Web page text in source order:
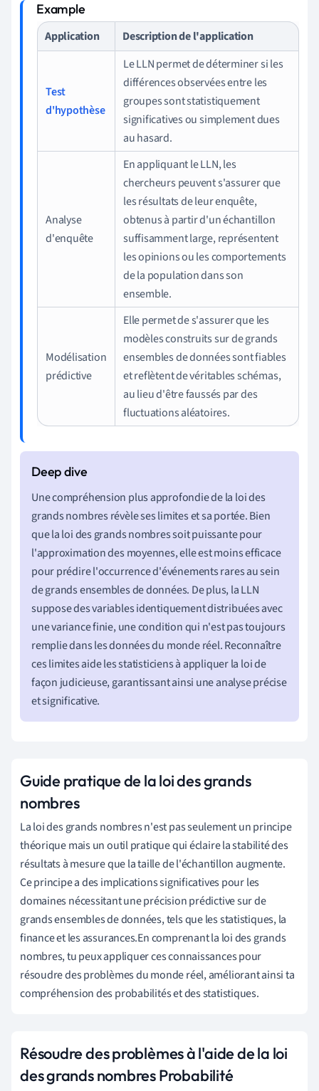
Application Description de l'application
Test
d'hypothèse
Le LLN permet de déterminer si les
différences observées entre les
groupes sont statistiquement
significatives ou simplement dues
au hasard.
Analyse
d'enquête
En appliquant le LLN, les
chercheurs peuvent s'assurer que
les résultats de leur enquête,
obtenus à partir d'un échantillon
suffisamment large, représentent
les opinions ou les comportements
de la population dans son
ensemble.
Modélisation
prédictive
Elle permet de s'assurer que les
modèles construits sur de grands
ensembles de données sont fiables
et reflètent de véritables schémas,
au lieu d'être faussés par des
fluctuations aléatoires.
Une compréhension plus approfondie de la loi des
grands nombres révèle ses limites et sa portée. Bien
que la loi des grands nombres soit puissante pour
l'approximation des moyennes, elle est moins efficace
pour prédire l'occurrence d'événements rares au sein
de grands ensembles de données. De plus, la LLN
suppose des variables identiquement distribuées avec
une variance finie, une condition qui n'est pas toujours
remplie dans les données du monde réel. Reconnaître
ces limites aide les statisticiens à appliquer la loi de
façon judicieuse, garantissant ainsi une analyse précise
et significative.
Guide pratique de la loi des grands
nombres
La loi des grands nombres n'est pas seulement un principe
théorique mais un outil pratique qui éclaire la stabilité des
résultats à mesure que la taille de l'échantillon augmente.
Ce principe a des implications significatives pour les
domaines nécessitant une précision prédictive sur de
grands ensembles de données, tels que les statistiques, la
finance et les assurances.En comprenant la loi des grands
nombres, tu peux appliquer ces connaissances pour
résoudre des problèmes du monde réel, améliorant ainsi ta
compréhension des probabilités et des statistiques.
Résoudre des problèmes à l'aide de la loi
des grands nombres Probabilité